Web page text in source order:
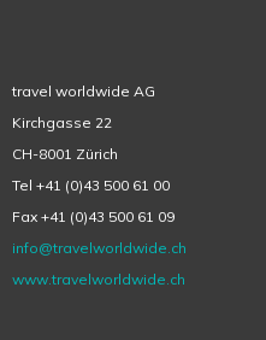
travel worldwide AG
Kirchgasse 22
CH-8001 Zürich
Tel +41 (0)43 500 61 00
Fax +41 (0)43 500 61 09
info@travelworldwide.ch
www.travelworldwide.ch